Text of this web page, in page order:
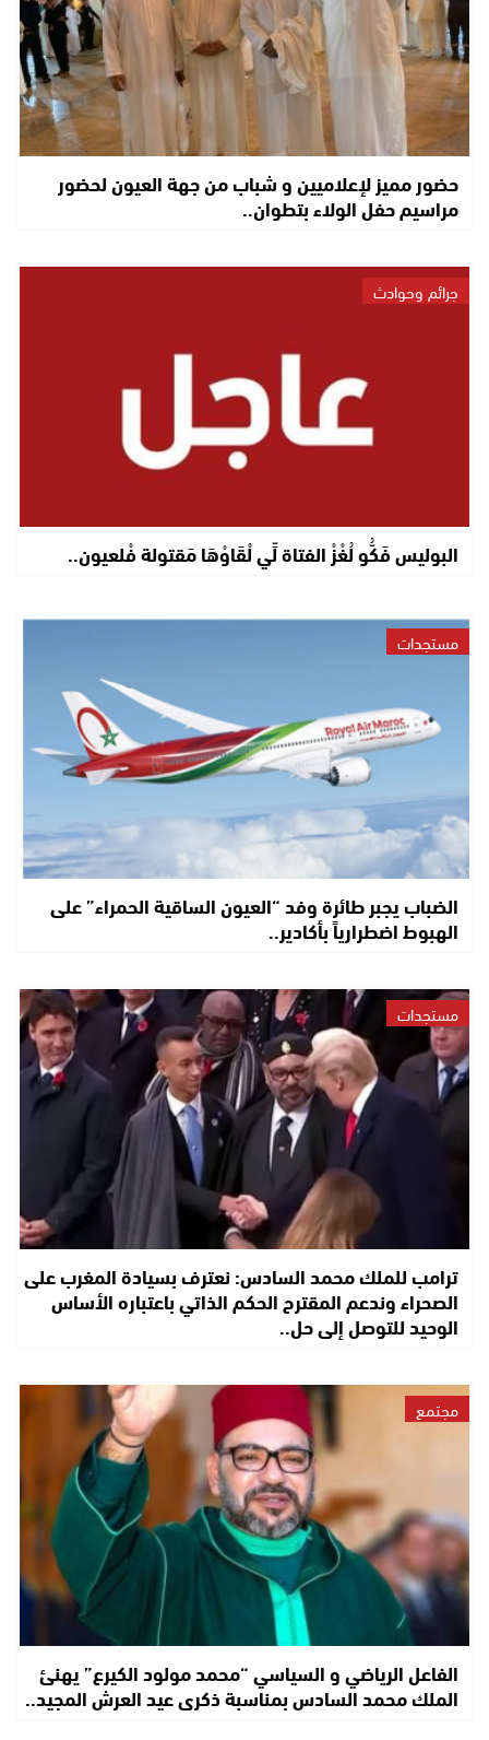
حضور مميز لإعلاميين و شباب من جهة العيون لحضور
مراسيم حفل الولاء بتطوان..
جرائم وحوادث
البوليس فَكُّو لُغْزْ الفتاة لِّي لْقَاوْهَا مَقتولة فْلعيون..
مستجدات
الضباب يجبر طائرة وفد “العيون الساقية الحمراء” على
الهبوط اضطرارياً بأكادير..
مستجدات
ترامب للملك محمد السادس: نعترف بسيادة المغرب على
الصحراء وندعم المقترح الحكم الذاتي باعتباره الأساس
الوحيد للتوصل إلى حل..
مجتمع
الفاعل الرياضي و السياسي “محمد مولود الكيرع” يهنئ
الملك محمد السادس بمناسبة ذكرى عيد العرش المجيد..